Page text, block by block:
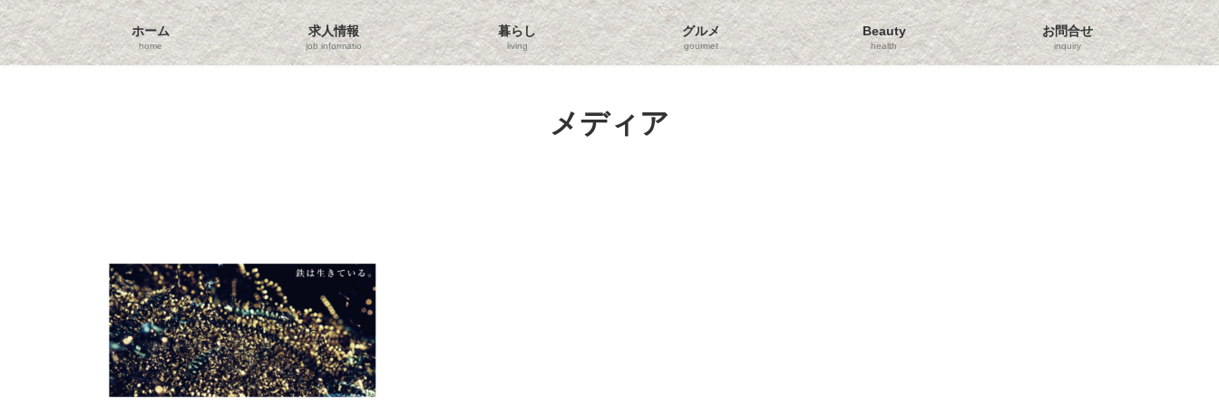
コ
ン
テ
ン
ナ
ビ
ゲ
ー
ホーム
home
求人情報
job information
暮らし
living
グルメ
gourmet
Beauty
health
お問合せ
inquiry
メディア